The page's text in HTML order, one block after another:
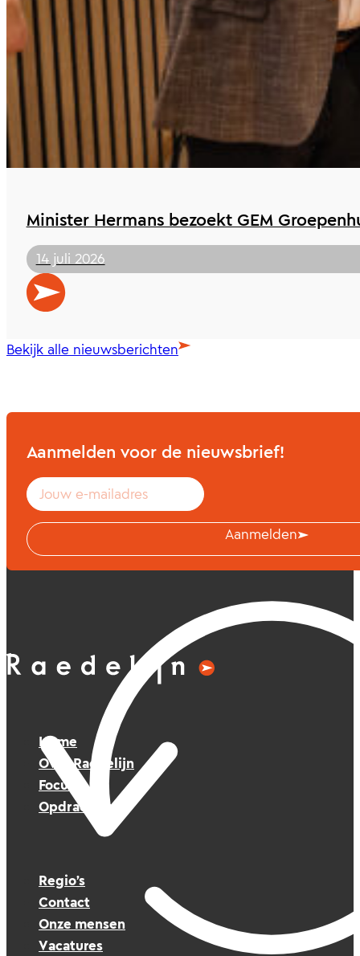
Minister Hermans bezoekt GEM
14 juli 2026
Bekijk alle nieuwsberichten
Aanmelden voor de nieuwsbrief!
Aanmelden
Home
Over Raedelijn
Focus
Opdrachten
Regio’s
Contact
Onze mensen
Vacatures